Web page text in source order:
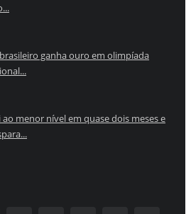
ganha ouro em olimpíada
ao menor nível em quase dois meses e